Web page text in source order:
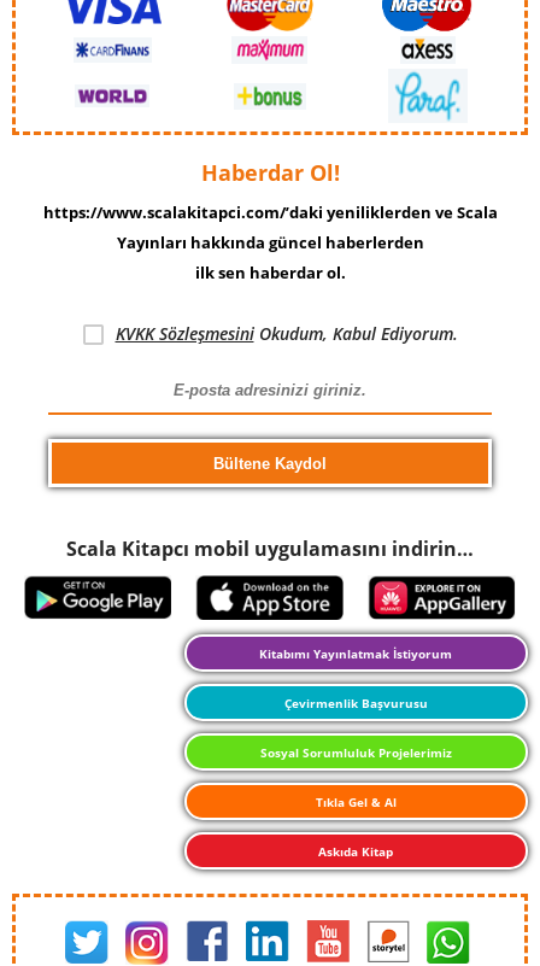
Haberdar Ol!
https://www.scalakitapci.com/’daki yeniliklerden ve Scala
Yayınları hakkında güncel haberlerden
ilk sen haberdar ol.
KVKK SözleşmesiniOkudum, Kabul Ediyorum.
Scala Kitapcı mobil uygulamasını indirin…
Kitabımı Yayınlatmak İstiyorum
Çevirmenlik Başvurusu
Sosyal Sorumluluk Projelerimiz
Tıkla Gel & Al
Askıda Kitap